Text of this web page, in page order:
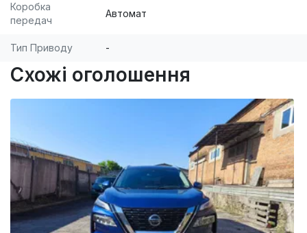
Коробка
передач
Автомат
Тип Приводу -
Схожі оголошення